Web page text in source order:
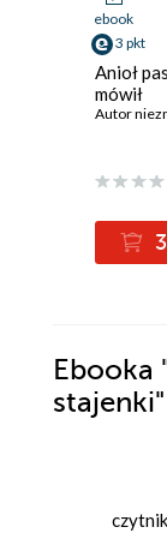
ebook
3 pkt
Anioł
mówił
Autor
Ebooka
stajenki"